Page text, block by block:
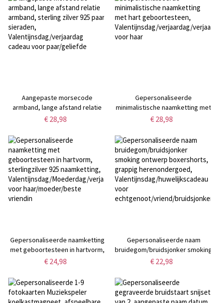
koppel/beste vriend
Valentijnsdag-/jubileum-/
voor een stel/pasgetrouwden
Aangepaste morsecode
armband, lange afstand relatie
armband, sterling zilver 925 paar
Valentijnsdag/verjaardag cadeau
voor paar/geliefde
€ 28,98
Gepersonaliseerde
minimalistische naamketting met
hart geboortesteen,
voor haar
€ 28,98
Gepersonaliseerde naamketting
met geboortesteen in hartvorm,
sterlingzilver 925 naamketting,
voor haar/moeder/beste
vriendin
€ 24,98
Gepersonaliseerde naam
bruidegom/bruidsjonker smoking
ontwerp boxershorts, grappig
Valentijnsdag/huwelijkscadeau
voor
echtgenoot/vriend/bruidsjonkers
€ 22,98